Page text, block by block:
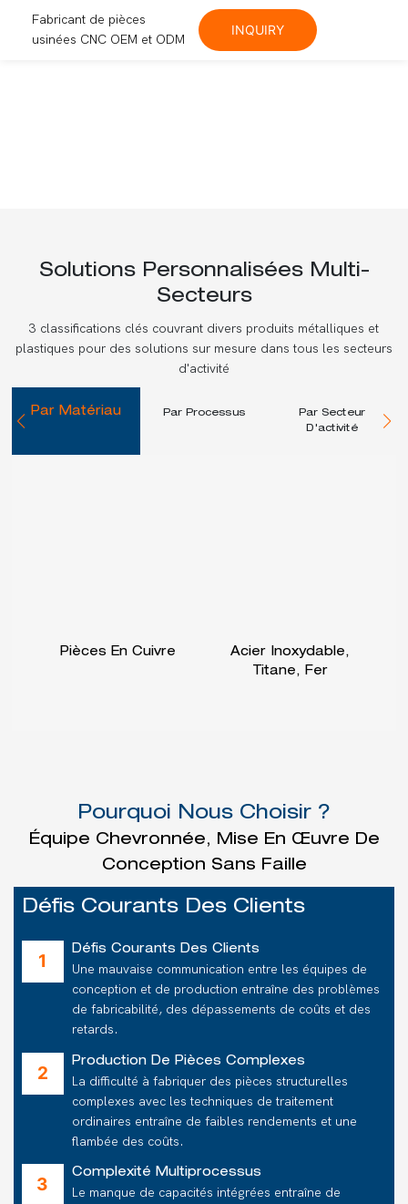
Fabricant de pièces
usinées CNC OEM et ODM
INQUIRY
Solutions Personnalisées Multi-
Secteurs
3 classifications clés couvrant divers produits métalliques et
plastiques pour des solutions sur mesure dans tous les secteurs
d'activité
Par Matériau Par Processus Par Secteur
D'activité
Pièces En Cuivre
Acier Inoxydable,
Titane, Fer
Pourquoi Nous Choisir ?
Équipe Chevronnée, Mise En Œuvre De
Conception Sans Faille
Défis Courants Des Clients
Défis Courants Des Clients
Une mauvaise communication entre les équipes de
conception et de production entraîne des problèmes
de fabricabilité, des dépassements de coûts et des
retards.
Production De Pièces Complexes
La difficulté à fabriquer des pièces structurelles
complexes avec les techniques de traitement
ordinaires entraîne de faibles rendements et une
flambée des coûts.
Complexité Multiprocessus
Le manque de capacités intégrées entraîne de